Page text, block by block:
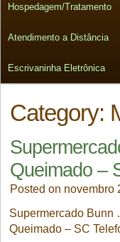
Hospedagem/Tratamento
Atendimento a Distância
Escrivaninha Eletrônica
Category:
Queimado –
Posted on novembro
Supermercado
Queimado – SC